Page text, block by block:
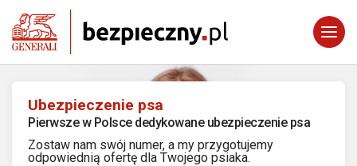
Ubezpieczenie psa
Pierwsze w Polsce dedykowane ubezpieczenie psa
Zostaw nam swój numer, a my przygotujemy
odpowiednią ofertę dla Twojego psiaka.